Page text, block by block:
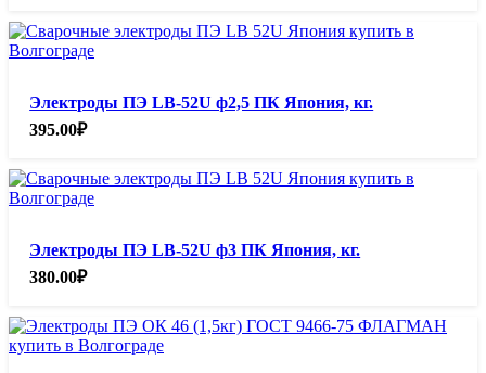
Электроды ПЭ LB-52U ф2,5 ПК Япония, кг.
395.00₽
Электроды ПЭ LB-52U ф3 ПК Япония, кг.
380.00₽